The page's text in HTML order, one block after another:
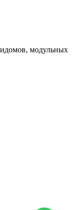
модульных